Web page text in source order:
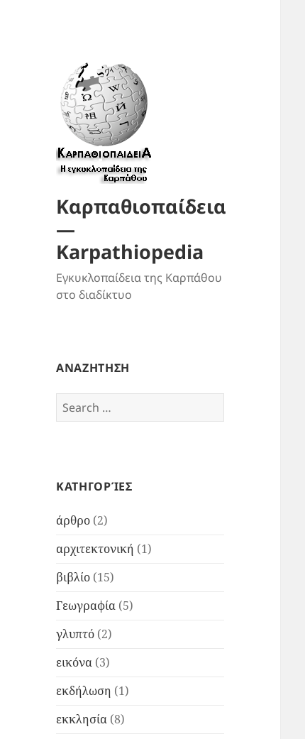
Καρπαθιοπαίδεια
—
Karpathiopedia
Εγκυκλοπαίδεια της Καρπάθου
στο διαδίκτυο
ΑΝΑΖΗΤΗΣΗ
Search
for:
ΚΑΤΗΓΟΡΊΕΣ
άρθρο (2)
αρχιτεκτονική (1)
βιβλίο (15)
Γεωγραφία (5)
γλυπτό (2)
εικόνα (3)
εκδήλωση (1)
εκκλησία (8)